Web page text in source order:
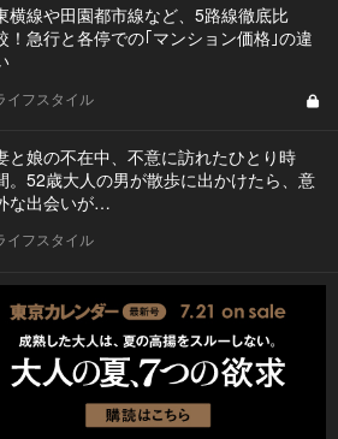
横線や田園都市線など、5路線徹底比
！急行と各停での｢マンション価格｣の違
イフスタイル
と娘の不在中、不意に訪れたひとり時
。52歳大人の男が散歩に出かけたら、意
な出会いが…
イフスタイル